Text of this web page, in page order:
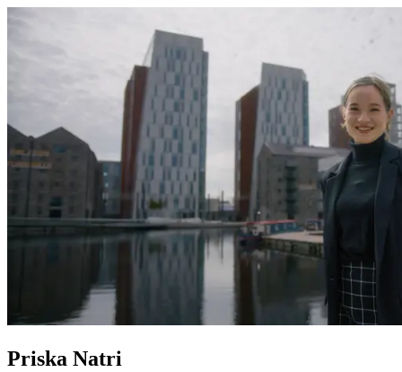
Priska Natri